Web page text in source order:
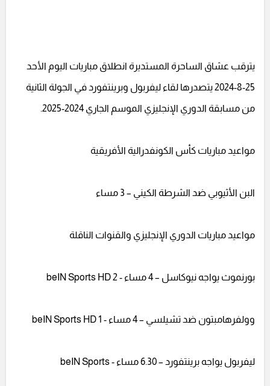
يترقب عشاق الساحرة المستديرة انطلاق مباريات اليوم الأحد
25-8-2024 يتصدرها لقاء ليفربول وبرينتفورد في الجولة الثانية
من مسابقة الدوري الإنجليزي الموسم الجاري 2024-2025.
مواعيد مباريات كأس الكونفدرالية الأفريقية
البن الأثيوبي ضد الشرطة الكيني – 3 مساء
مواعيد مباريات الدوري الإنجليزي والقنوات الناقلة
بورنموث يواجه نيوكاسل – 4 مساء - beIN Sports HD 2
وولفرهامبتون ضد تشيلسي – 4 مساء - beIN Sports HD 1
ليفربول يواجه برينتفورد – 6.30 مساء - beIN Sports